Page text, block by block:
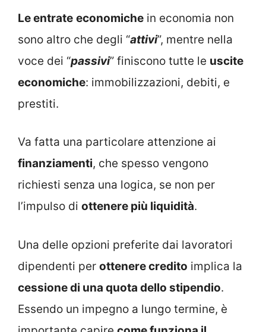
Le entrate economiche in economia non
sono altro che degli “attivi”, mentre nella
voce dei “passivi” finiscono tutte le uscite
economiche: immobilizzazioni, debiti, e
prestiti.
Va fatta una particolare attenzione ai
finanziamenti, che spesso vengono
richiesti senza una logica, se non per
l’impulso di ottenere più liquidità.
Una delle opzioni preferite dai lavoratori
dipendenti per ottenere credito implica la
cessione di una quota dello stipendio.
Essendo un impegno a lungo termine, è